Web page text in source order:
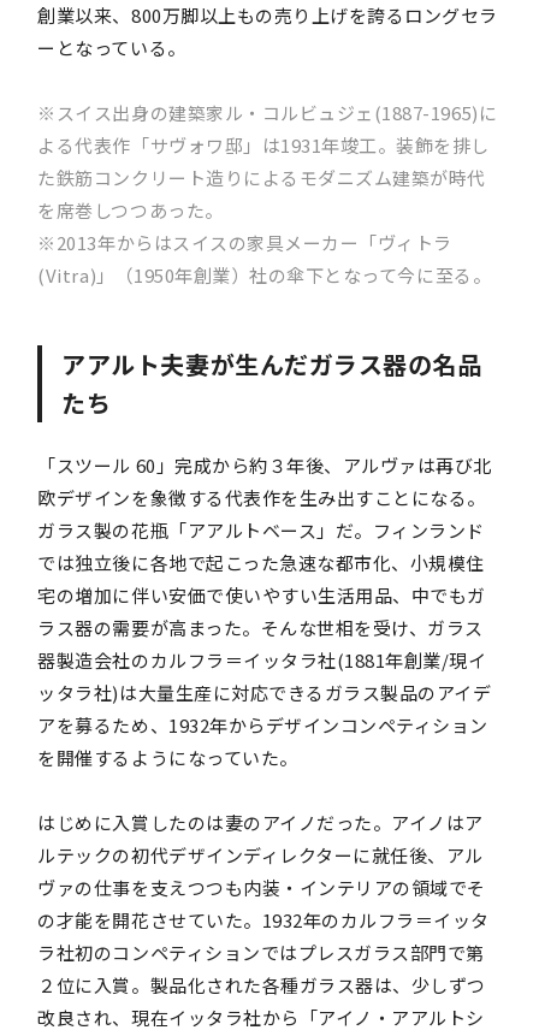
創業以来、800万脚以上もの売り上げを誇るロングセラ
ーとなっている。
※スイス出身の建築家ル・コルビュジェ(1887-1965)に
よる代表作「サヴォワ邸」は1931年竣工。装飾を排し
た鉄筋コンクリート造りによるモダニズム建築が時代
を席巻しつつあった。
※2013年からはスイスの家具メーカー「ヴィトラ
(Vitra)」（1950年創業）社の傘下となって今に至る。
アアルト夫妻が生んだガラス器の名品
たち
「スツール 60」完成から約３年後、アルヴァは再び北
欧デザインを象徴する代表作を生み出すことになる。
ガラス製の花瓶「アアルトベース」だ。フィンランド
では独立後に各地で起こった急速な都市化、小規模住
宅の増加に伴い安価で使いやすい生活用品、中でもガ
ラス器の需要が高まった。そんな世相を受け、ガラス
器製造会社のカルフラ＝イッタラ社(1881年創業/現イ
ッタラ社)は大量生産に対応できるガラス製品のアイデ
アを募るため、1932年からデザインコンペティション
を開催するようになっていた。
はじめに入賞したのは妻のアイノだった。アイノはア
ルテックの初代デザインディレクターに就任後、アル
ヴァの仕事を支えつつも内装・インテリアの領域でそ
の才能を開花させていた。1932年のカルフラ＝イッタ
ラ社初のコンペティションではプレスガラス部門で第
２位に入賞。製品化された各種ガラス器は、少しずつ
改良され、現在イッタラ社から「アイノ・アアルトシ